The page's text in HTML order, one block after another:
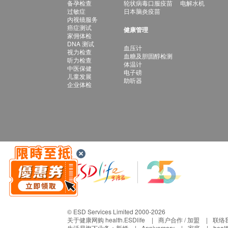
备孕检查
过敏症
内视镜服务
癌症测试
家佣体检
DNA 测试
视力检查
听力检查
中医保健
儿童发展
企业体检
轮状病毒口服疫苗
日本脑炎疫苗
健康管理
血压计
血糖及胆固醇检测
体温计
电子磅
助听器
电解水机
© ESD Services Limited 2000-2026
关于健康网购 health.ESDlife
商户合作 / 加盟
联络